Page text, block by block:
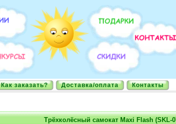
Как заказать? Доставка/оплата Контакты
Трёхколёсный самокат Maxi Flash (SKL-